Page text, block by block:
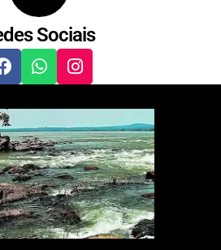
Sociais